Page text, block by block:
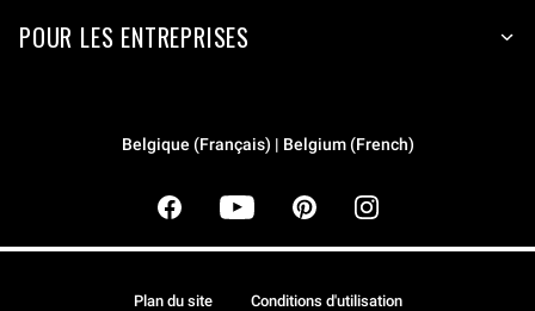
POUR LES ENTREPRISES
Belgique (Français) | Belgium (French)
Plan du site Conditions d'utilisation